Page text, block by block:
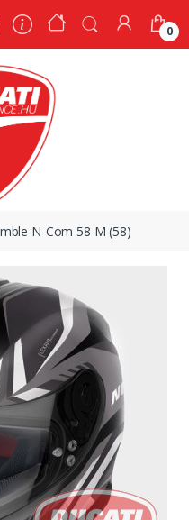
0
N-Com 58 M (58)
0